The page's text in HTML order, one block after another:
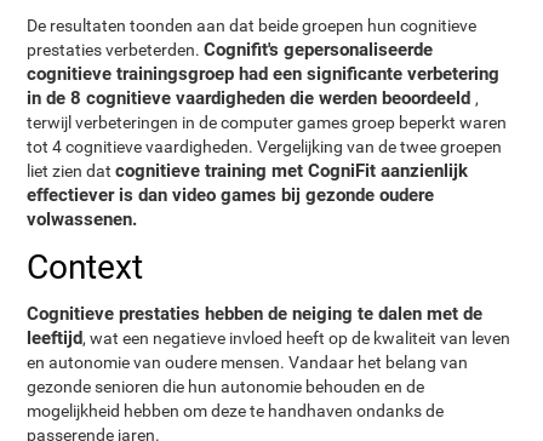
De resultaten toonden aan dat beide groepen hun cognitieve
prestaties verbeterden.Cognifit's gepersonaliseerde
cognitieve trainingsgroep had een significante verbetering
in de 8 cognitieve vaardigheden die werden beoordeeld,
terwijl verbeteringen in de computer games groep beperkt waren
tot 4 cognitieve vaardigheden. Vergelijking van de twee groepen
liet zien datcognitieve training met CogniFit aanzienlijk
effectiever is dan video games bij gezonde oudere
volwassenen.
Context
Cognitieve prestaties hebben de neiging te dalen met de
leeftijd, wat een negatieve invloed heeft op de kwaliteit van leven
en autonomie van oudere mensen. Vandaar het belang van
gezonde senioren die hun autonomie behouden en de
mogelijkheid hebben om deze te handhaven ondanks de
passerende jaren.